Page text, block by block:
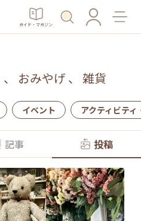
ガイド・マガジン
、 おみやげ 、 雑貨
イベント アクティビティ
記事 投稿